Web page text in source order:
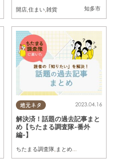
知多市
開店, 住まい, 雑貨
地元ネタ 2023.04.16
解決済！話題の過去記事まと
め【ちたまる調査隊-番外
編-】
ちたまる調査隊 まとめ記事